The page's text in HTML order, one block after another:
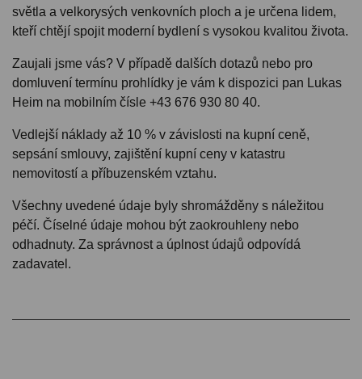
světla a velkorysých venkovních ploch a je určena lidem,
kteří chtějí spojit moderní bydlení s vysokou kvalitou života.
Zaujali jsme vás? V případě dalších dotazů nebo pro
domluvení termínu prohlídky je vám k dispozici pan Lukas
Heim na mobilním čísle +43 676 930 80 40.
Vedlejší náklady až 10 % v závislosti na kupní ceně,
sepsání smlouvy, zajištění kupní ceny v katastru
nemovitostí a příbuzenském vztahu.
Všechny uvedené údaje byly shromážděny s náležitou
péčí. Číselné údaje mohou být zaokrouhleny nebo
odhadnuty. Za správnost a úplnost údajů odpovídá
zadavatel.